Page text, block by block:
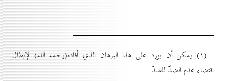
(۱) يمكن أن يورد على هذا البرهان الذي أفاده(رحمه الله) لإبطال
اقتضاء عدم الضدّ للضدّ